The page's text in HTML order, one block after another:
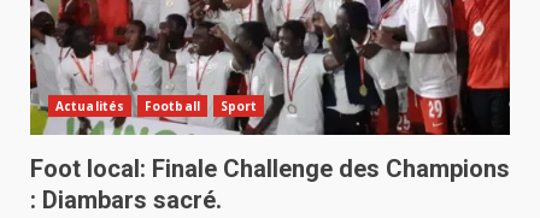
Actualités Football Sport
Foot local: Finale Challenge des Champions
: Diambars sacré.